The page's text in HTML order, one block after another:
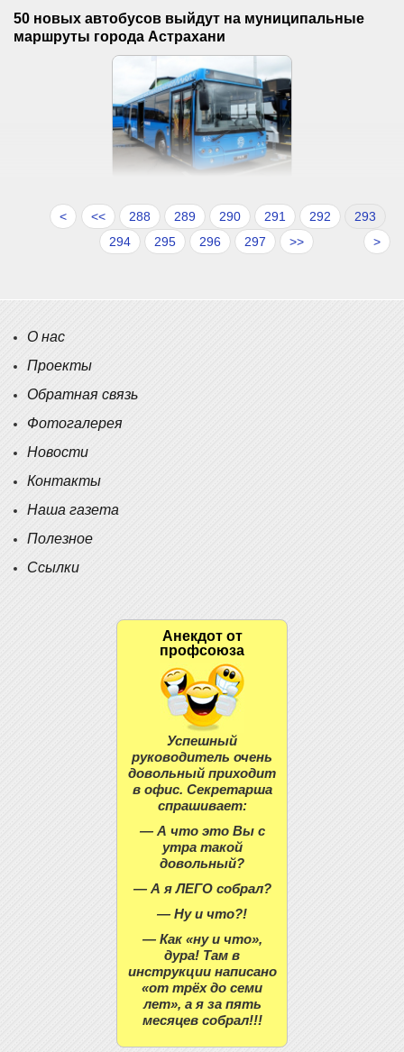
50 новых автобусов выйдут на муниципальные
маршруты города Астрахани
<<
< 288 289 290 291 292
293
294
295 296 297 >
>>
О нас
Проекты
Обратная связь
Фотогалерея
Новости
Контакты
Наша газета
Полезное
Ссылки
Анекдот от
профсоюза
Успешный
руководитель очень
довольный приходит
в офис. Секретарша
спрашивает:
— А что это Вы с
утра такой
довольный?
— А я ЛЕГО собрал?
— Ну и что?!
— Как «ну и что»,
дура! Там в
инструкции написано
«от трёх до семи
лет», а я за пять
месяцев собрал!!!